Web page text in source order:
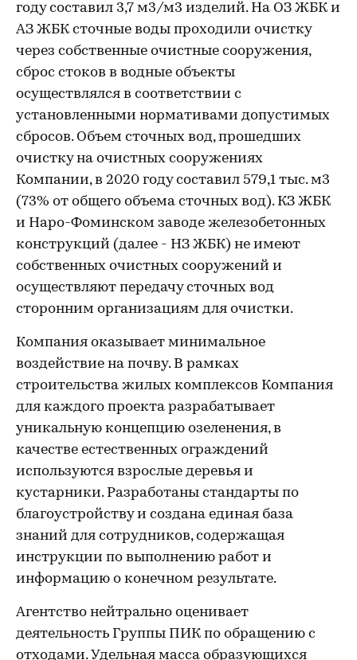
году составил 3,7 м3/м3 изделий. На ОЗ ЖБК и
АЗ ЖБК сточные воды проходили очистку
через собственные очистные сооружения,
сброс стоков в водные объекты
осуществлялся в соответствии с
установленными нормативами допустимых
сбросов. Объем сточных вод, прошедших
очистку на очистных сооружениях
Компании, в 2020 году составил 579,1 тыс. м3
(73% от общего объема сточных вод). КЗ ЖБК
и Наро-Фоминском заводе железобетонных
конструкций (далее - НЗ ЖБК) не имеют
собственных очистных сооружений и
осуществляют передачу сточных вод
сторонним организациям для очистки.
Компания оказывает минимальное
воздействие на почву. В рамках
строительства жилых комплексов Компания
для каждого проекта разрабатывает
уникальную концепцию озеленения, в
качестве естественных ограждений
используются взрослые деревья и
кустарники. Разработаны стандарты по
благоустройству и создана единая база
знаний для сотрудников, содержащая
инструкции по выполнению работ и
информацию о конечном результате.
Агентство нейтрально оценивает
деятельность Группы ПИК по обращению с
отходами. Удельная масса образующихся